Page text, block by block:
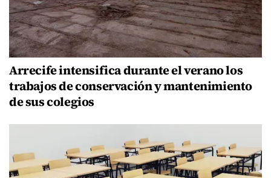
Arrecife intensifica durante el verano los
trabajos de conservación y mantenimiento
de sus colegios